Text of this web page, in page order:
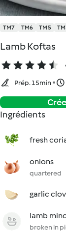
TM7 TM6 TM5
Lamb Koftas
Prép. 15min
Ingrédients
fresh
onions
quartered
garlic
lamb
broken in